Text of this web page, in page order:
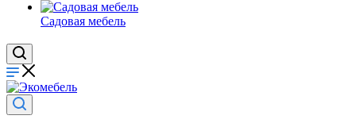
Садовая мебель